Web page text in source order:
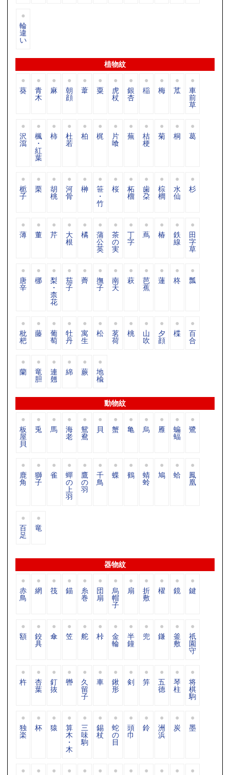
輪
違
い
植物紋
葵 青
木
麻 朝
顔
葦 粟 虎
杖
銀
杏
稲 梅 苽 車
前
草
沢
瀉
楓
・
紅
葉
柿 杜
若
柏 梶 片
喰
蕪 桔
梗
菊 桐 葛
栀
子
栗 胡
桃
河
骨
榊 笹
・
竹
桜 柘
榴
歯
朶
棕
櫚
水
仙
杉
薄 董 芹 大
根
橘 蒲
公
英
茶
の
実
丁
字
蔦 椿 鉄
線
田
字
草
唐
辛
梛 梨
・
柰
花
茄
子
薺 撫
子
南
天
萩 芭
蕉
蓮 柊 瓢
枇
杷
藤 葡
萄
牡
丹
寓
生
松 茗
荷
桃 山
吹
夕
顔
楪 百
合
蘭 竜
胆
連
翹
綿 蕨 地
楡
動物紋
板
屋
貝
兎 馬 海
老
鴛
鴦
貝 蟹 亀 烏 雁 蝙
蝠
鷺
鹿
角
獅
子
雀 蟬
の
上
羽
鷹
の
羽
千
鳥
蝶 鶴 蜻
蛉
鳩 蛤 鳳
凰
百
足
竜
器物紋
赤
鳥
網 筏 錨 糸
巻
団
扇
烏
帽
子
扇 折
敷
櫂 鏡 鍵
額 鉸
具
傘 笠 舵 桛 金
輪
半
鐘
兜 鎌 釜
敷
祇
園
守
杵 杏
葉
釘
抜
轡 久
留
子
車 鍬
形
剣 笄 五
德
琴
柱
将
棋
駒
独
楽
杯 猿 算
木
・
木
三
味
駒
錫
杖
蛇
の
目
頭
巾
鈴 洲
浜
炭 墨